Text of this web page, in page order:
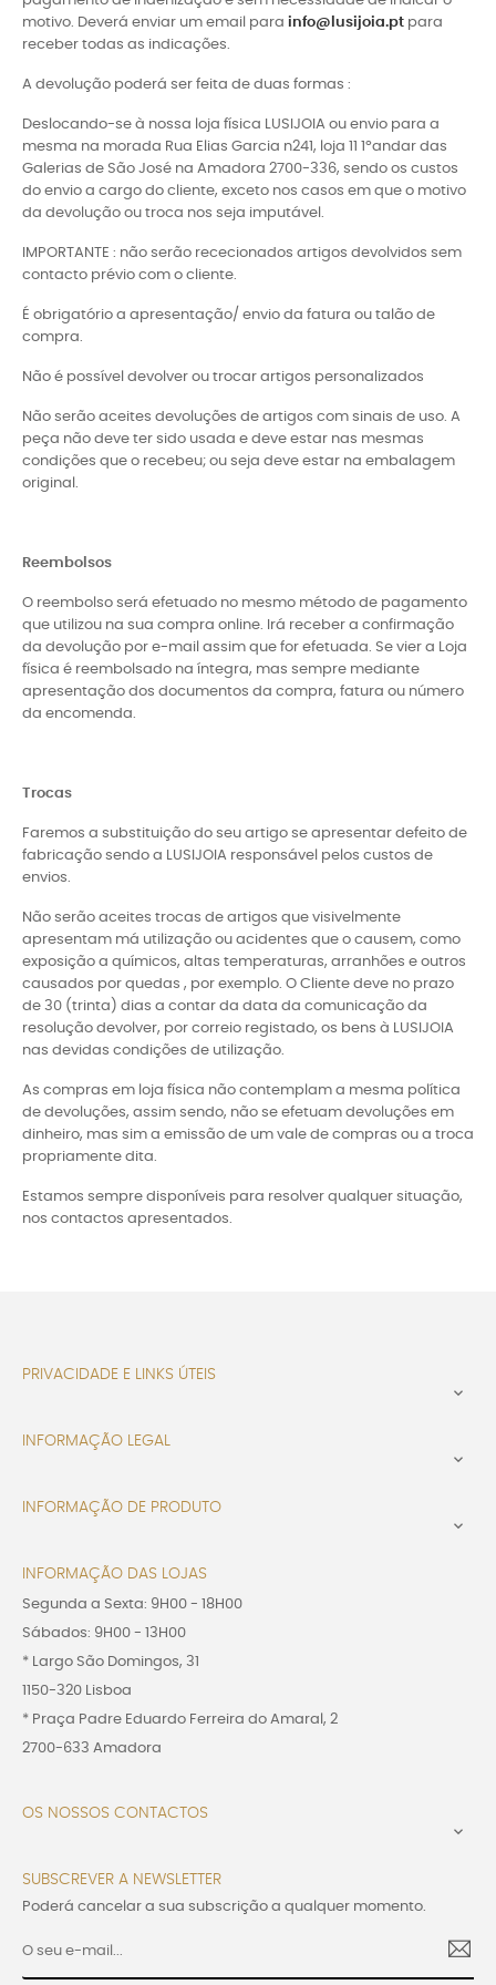
motivo. Deverá enviar um email para info@lusijoia.pt para
receber todas as indicações.
A devolução poderá ser feita de duas formas :
Deslocando-se à nossa loja física LUSIJOIA ou envio para a
mesma na morada Rua Elias Garcia n241, loja 11 1ºandar das
Galerias de São José na Amadora 2700-336, sendo os custos
do envio a cargo do cliente, exceto nos casos em que o motivo
da devolução ou troca nos seja imputável.
IMPORTANTE : não serão rececionados artigos devolvidos sem
contacto prévio com o cliente.
É obrigatório a apresentação/ envio da fatura ou talão de
compra.
Não é possível devolver ou trocar artigos personalizados
Não serão aceites devoluções de artigos com sinais de uso. A
peça não deve ter sido usada e deve estar nas mesmas
condições que o recebeu; ou seja deve estar na embalagem
original.
Reembolsos
O reembolso será efetuado no mesmo método de pagamento
que utilizou na sua compra online. Irá receber a confirmação
da devolução por e-mail assim que for efetuada. Se vier a Loja
física é reembolsado na íntegra, mas sempre mediante
apresentação dos documentos da compra, fatura ou número
da encomenda.
Trocas
Faremos a substituição do seu artigo se apresentar defeito de
fabricação sendo a LUSIJOIA responsável pelos custos de
envios.
Não serão aceites trocas de artigos que visivelmente
apresentam má utilização ou acidentes que o causem, como
exposição a químicos, altas temperaturas, arranhões e outros
causados por quedas , por exemplo. O Cliente deve no prazo
de 30 (trinta) dias a contar da data da comunicação da
resolução devolver, por correio registado, os bens à LUSIJOIA
nas devidas condições de utilização.
As compras em loja física não contemplam a mesma política
de devoluções, assim sendo, não se efetuam devoluções em
dinheiro, mas sim a emissão de um vale de compras ou a troca
propriamente dita.
Estamos sempre disponíveis para resolver qualquer situação,
nos contactos apresentados.
PRIVACIDADE E LINKS ÚTEIS

INFORMAÇÃO LEGAL

INFORMAÇÃO DE PRODUTO

INFORMAÇÃO DAS LOJAS
Segunda a Sexta: 9H00 - 18H00
Sábados: 9H00 - 13H00
* Largo São Domingos, 31
1150-320 Lisboa
* Praça Padre Eduardo Ferreira do Amaral, 2
2700-633 Amadora
OS NOSSOS CONTACTOS

SUBSCREVER A NEWSLETTER
Poderá cancelar a sua subscrição a qualquer momento.